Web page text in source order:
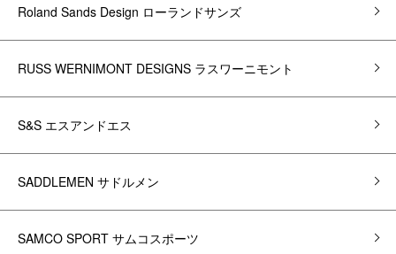
Roland Sands Design ローランドサンズ
RUSS WERNIMONT DESIGNS ラスワーニモント
S&S エスアンドエス
SADDLEMEN サドルメン
SAMCO SPORT サムコスポーツ